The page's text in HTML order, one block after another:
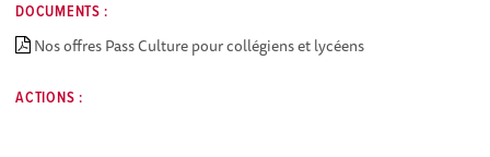
DOCUMENTS :
Nos offres Pass Culture pour collégiens et lycéens
ACTIONS :